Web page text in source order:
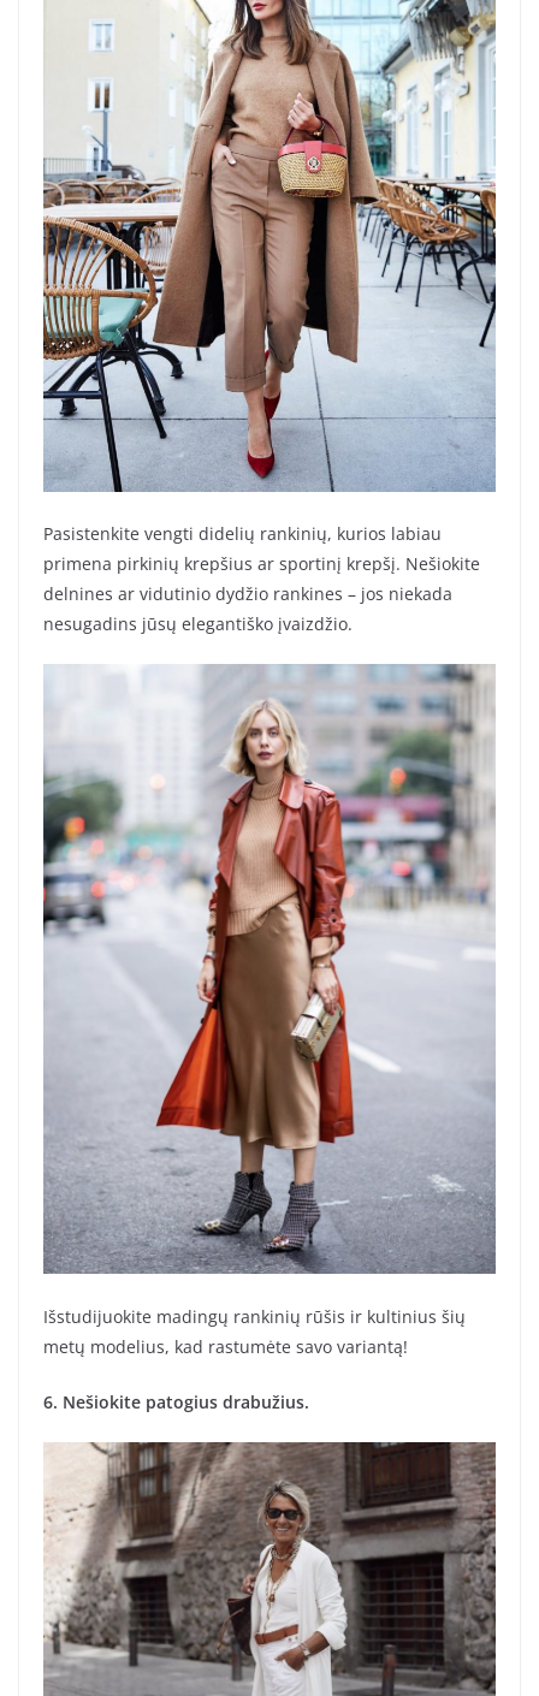
Pasistenkite vengti didelių rankinių, kurios labiau
primena pirkinių krepšius ar sportinį krepšį. Nešiokite
delnines ar vidutinio dydžio rankines – jos niekada
nesugadins jūsų elegantiško įvaizdžio.
Išstudijuokite madingų rankinių rūšis ir kultinius šių
metų modelius, kad rastumėte savo variantą!
6. Nešiokite patogius drabužius.